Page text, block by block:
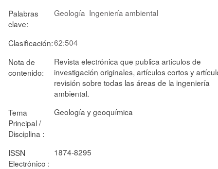
Palabras
clave:
Geología Ingeniería ambiental
Clasificación:62:504
Nota de
contenido:
Revista electrónica que publica artículos de
investigación originales, artículos cortos y
revisión sobre todas las áreas de la ingeniería
ambiental.
Tema
Principal /
Disciplina :
Geología y geoquímica
ISSN
Electrónico :
1874-8295